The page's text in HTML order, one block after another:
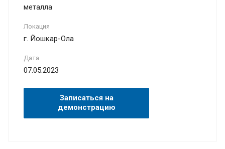
металла
Локация
г. Йошкар-Ола
Дата
07.05.2023
Записаться на
демонстрацию